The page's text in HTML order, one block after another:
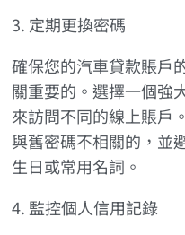
3. 定期更換密碼
確保您的汽車貸款賬戶
關重要的。選擇一個強
來訪問不同的線上賬戶
與舊密碼不相關的，並
生日或常用名詞。
4. 監控個人信用記錄